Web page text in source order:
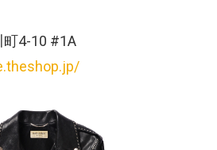
4-10 #1A